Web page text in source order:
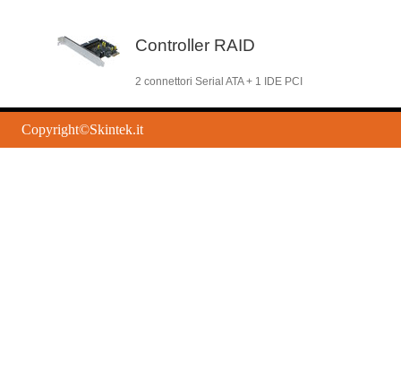
Controller RAID
2 connettori Serial ATA + 1 IDE PCI
Copyright©Skintek.it